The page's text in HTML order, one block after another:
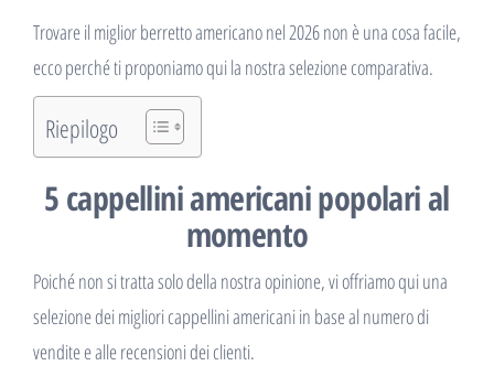
Trovare il miglior berretto americano nel 2026 non è una cosa facile,
ecco perché ti proponiamo qui la nostra selezione comparativa.
Riepilogo
5 cappellini americani popolari al
momento
Poiché non si tratta solo della nostra opinione, vi offriamo qui una
selezione dei migliori cappellini americani in base al numero di
vendite e alle recensioni dei clienti.